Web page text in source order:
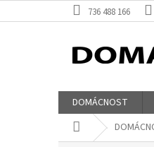
na
736 488 166
DOMÁCNOST
Domů